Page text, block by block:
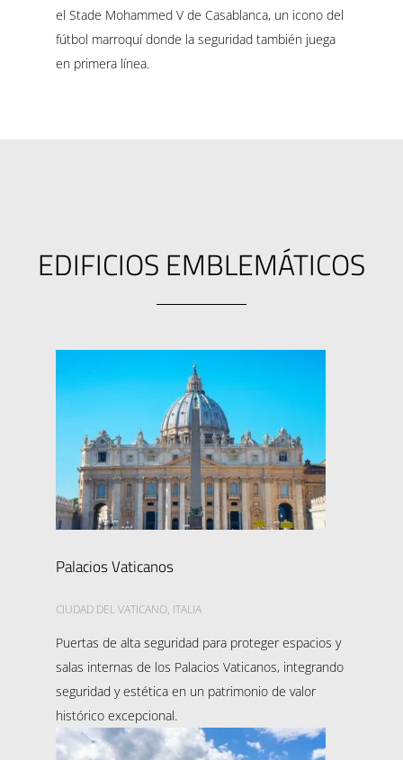
el Stade Mohammed V de Casablanca, un icono del
fútbol marroquí donde la seguridad también juega
en primera línea.
EDIFICIOS EMBLEMÁTICOS
Palacios Vaticanos
CIUDAD DEL VATICANO, ITALIA
Puertas de alta seguridad para proteger espacios y
salas internas de los Palacios Vaticanos, integrando
seguridad y estética en un patrimonio de valor
histórico excepcional.